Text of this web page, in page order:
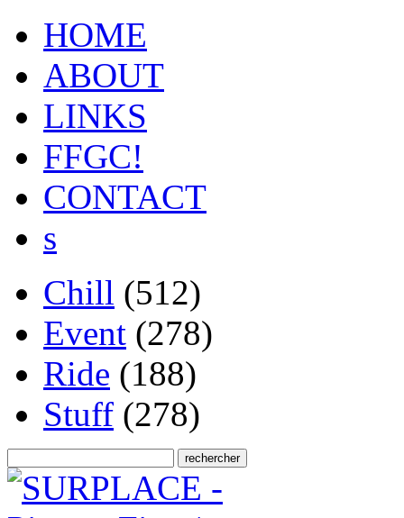
HOME
ABOUT
LINKS
FFGC!
CONTACT
s
Chill (512)
Event (278)
Ride (188)
Stuff (278)